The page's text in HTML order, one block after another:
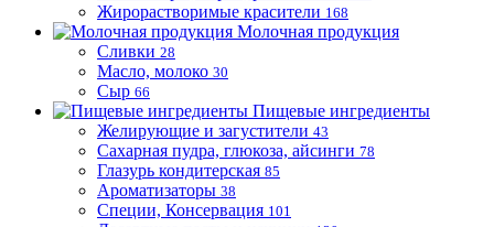
Жирорастворимые красители 168
Молочная продукция
Сливки 28
Масло, молоко 30
Сыр 66
Пищевые ингредиенты
Желирующие и загустители 43
Сахарная пудра, глюкоза, айсинги 78
Глазурь кондитерская 85
Ароматизаторы 38
Специи, Консервация 101